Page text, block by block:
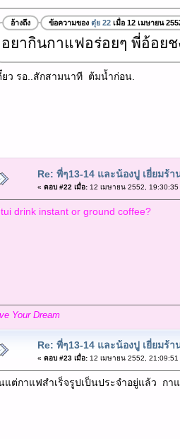
อ้างถึง ข้อความของ ตุ๋ย 22เมื่อ 12 เมษายน
อยากินกาแฟอร่อยๆ พี่อ้อยช
ยว รอ..สักสามนาที ต้มน้ำก่อน.
Re: พี่ๆ13-14 และน้องปู เยี่ยมร้า
« ตอบ #22 เมื่อ:12 เมษายน 2552, 19:30:35
drink instant or ground coffee?
Your Dream
Re: พี่ๆ13-14 และน้องปู เยี่ยมร้า
« ตอบ #23 เมื่อ:12 เมษายน 2552, 21:09:51
แต่กาแฟสำเร็จรูปเป็นประจำอยู่แล้ว กา